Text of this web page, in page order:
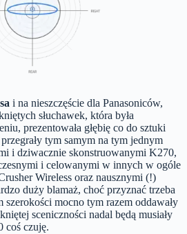
i na nieszczęście dla Panasoniców,
słuchawek, która była
prezentowała głębię co do sztuki
tym samym na tym jednym
i dziwacznie skonstruowanymi K270,
i celowanymi w innych w ogóle
Wireless oraz nausznymi (!)
duży blamaż, choć przyznać trzeba
szerokości mocno tym razem oddawały
sceniczności nadal będą musiały
coś czuję.